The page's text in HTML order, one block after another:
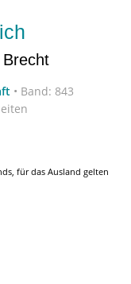
• Band: 843
für das Ausland gelten